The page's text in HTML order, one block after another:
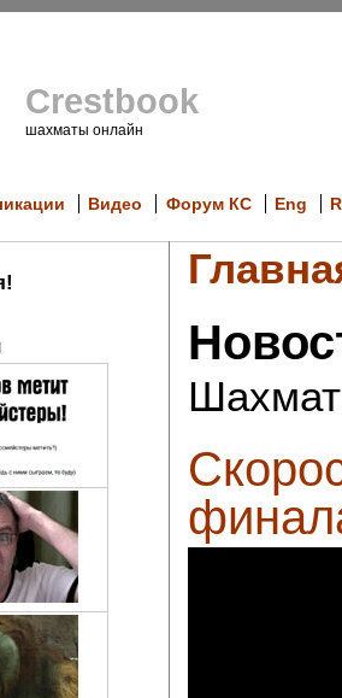
Crestbook
шахматы онлайн
Видео Форум КС Eng